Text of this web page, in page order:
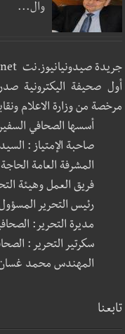
وال...
جريدة صيدونيانيوز.نت www.sidonianews.net
مرخصة من وزارة الاعلام
أسسها الصحافي السفير
صاحبة الإمتياز :
المشرفة العامة
فريق العمل وهيئة
رئيس التحرير
مديرة التحرير:
سكرتير التحرير :
المهندس محمد غسان
تابعنا